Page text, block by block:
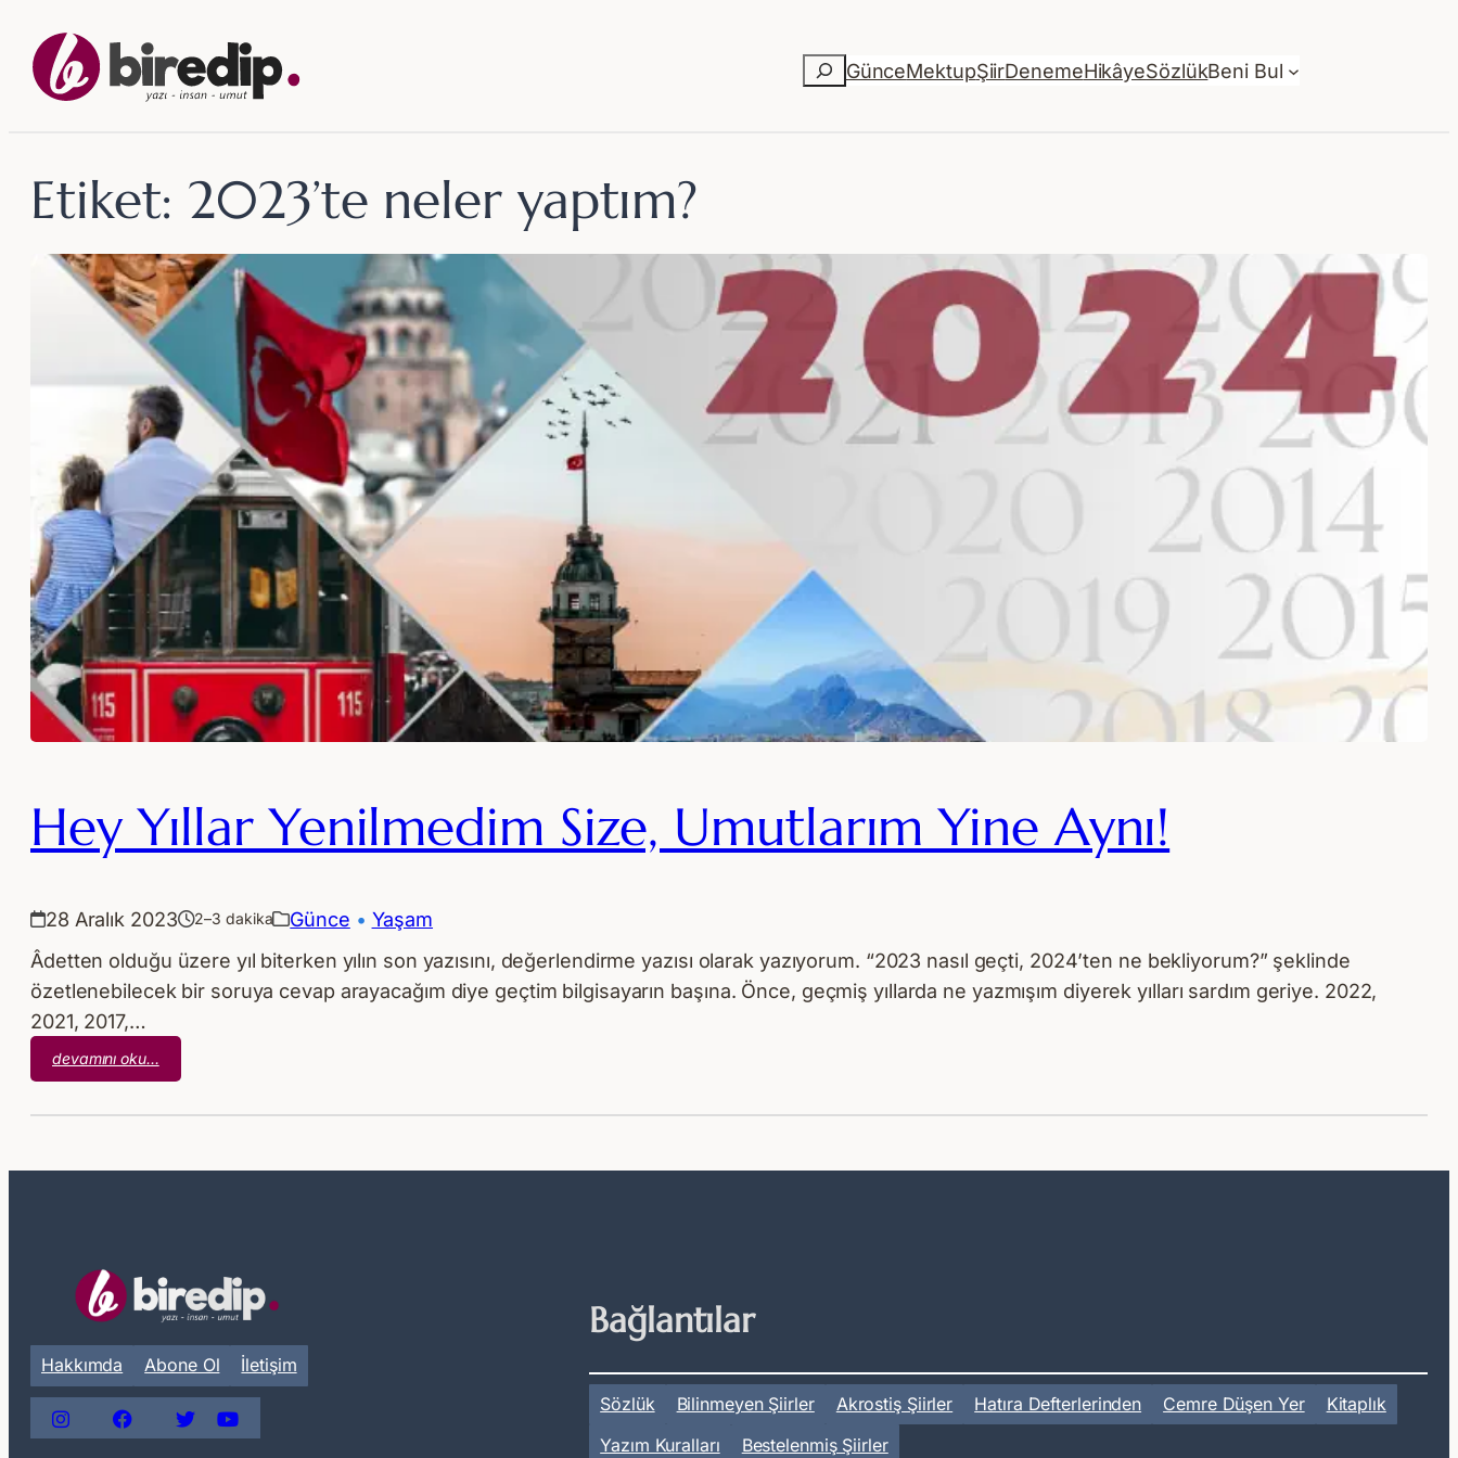
geç
Ara GünceMektupŞiirDenemeHikâyeSözlükBeni Bul
Etiket: 2023’te neler yaptım?
Hey Yıllar Yenilmedim Size, Umutlarım Yine Aynı!
28 Aralık 2023 2–3 dakika Günce • Yaşam
Âdetten olduğu üzere yıl biterken yılın son yazısını, değerlendirme yazısı olarak yazıyorum. “2023 nasıl geçti, 2024’ten ne bekliyorum?” şeklinde
özetlenebilecek bir soruya cevap arayacağım diye geçtim bilgisayarın başına. Önce, geçmiş yıllarda ne yazmışım diyerek yılları sardım geriye. 2022,
2021, 2017,…
devamını oku…:
Hey
Umutlarım
Hakkımda Abone Ol İletişim
Bağlantılar
Sözlük Bilinmeyen Şiirler Akrostiş Şiirler Hatıra Defterlerinden Cemre Düşen Yer
Kitaplık
Yazım Kuralları
Bestelenmiş Şiirler